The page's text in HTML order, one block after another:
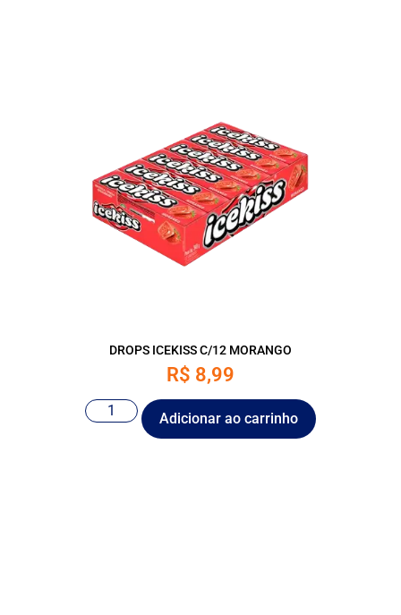
DROPS ICEKISS C/12 MORANGO
R$ 8,99
Adicionar ao carrinho